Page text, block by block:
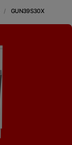
/ GUN39S30X